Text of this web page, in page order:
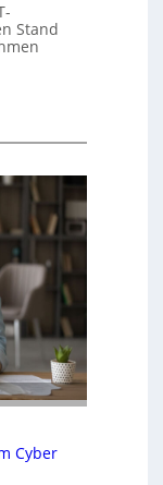
Stand
Cyber